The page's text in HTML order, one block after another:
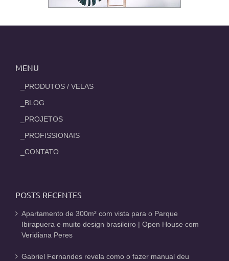
MENU
_PRODUTOS / VELAS
_BLOG
_PROJETOS
_PROFISSIONAIS
_CONTATO
POSTS RECENTES
Apartamento de 300m² com vista para o Parque
Ibirapuera e muito design brasileiro | Open House com
Veridiana Peres
Gabriel Fernandes revela como o fazer manual deu